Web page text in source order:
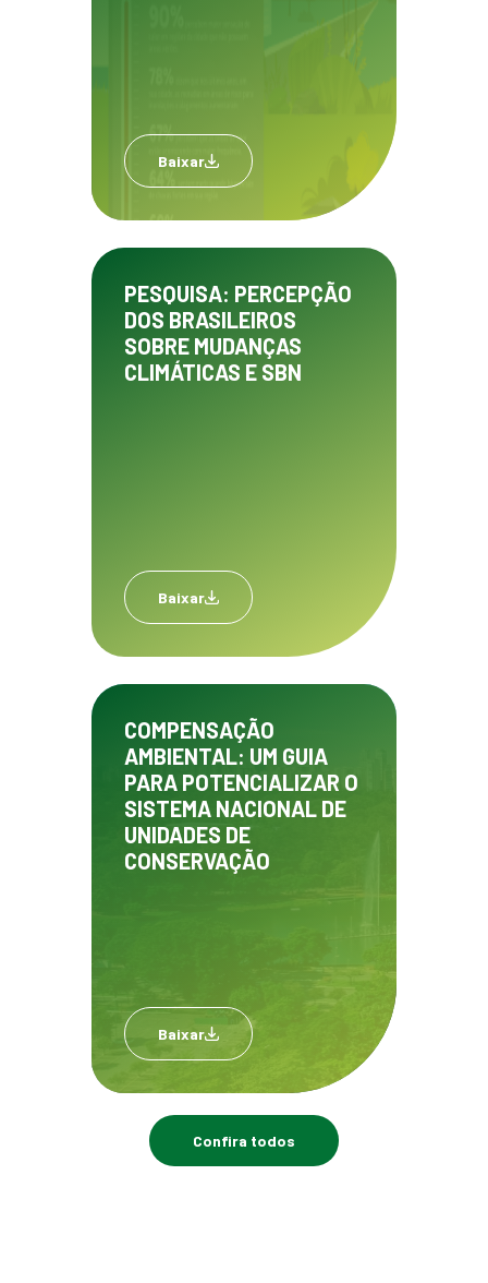
Baixar
PESQUISA: PERCEPÇÃO
DOS BRASILEIROS
SOBRE MUDANÇAS
CLIMÁTICAS E SBN
Baixar
COMPENSAÇÃO
AMBIENTAL: UM GUIA
PARA POTENCIALIZAR O
SISTEMA NACIONAL DE
UNIDADES DE
CONSERVAÇÃO
Baixar
Confira todos